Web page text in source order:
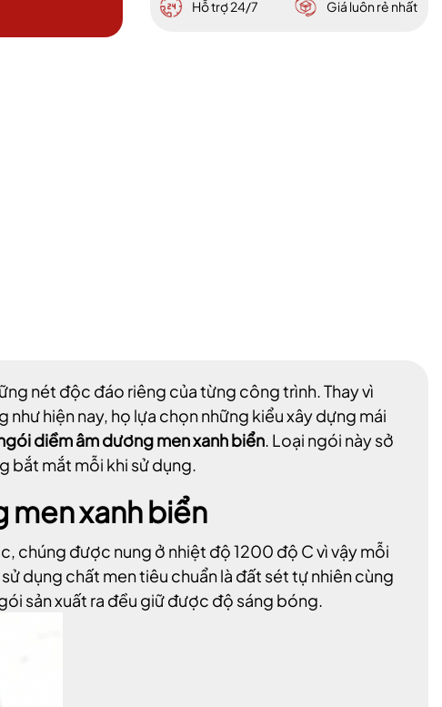
Hỗ trợ 24/7
Giá luôn rẻ nhất
nét độc đáo riêng của từng công trình. Thay vì
hiện nay, họ lựa chọn những kiểu xây dựng mái
diềm âm dương men xanh biển. Loại ngói này sở
bắt mắt mỗi khi sử dụng.
men xanh biển
chúng được nung ở nhiệt độ 1200 độ C vì vậy mỗi
dụng chất men tiêu chuẩn là đất sét tự nhiên cùng
sản xuất ra đều giữ được độ sáng bóng.